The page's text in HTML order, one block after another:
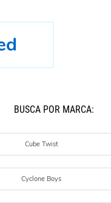
BUSCÁ POR MARCA:
Cube Twist
Cyclone Boys